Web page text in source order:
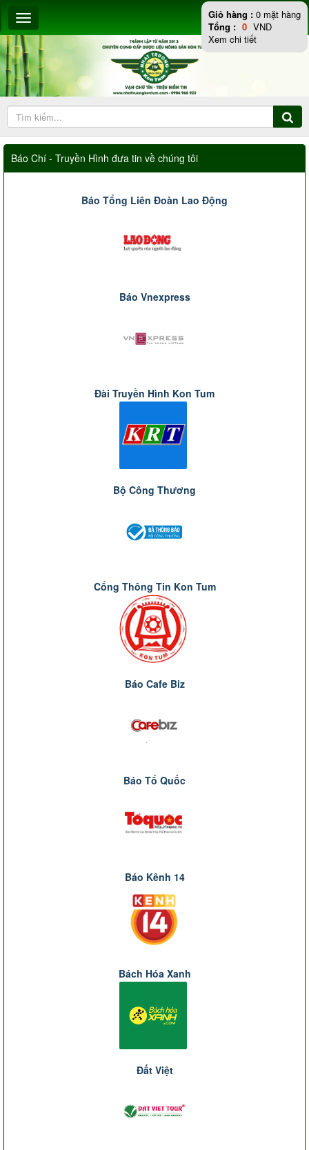
Báo Chí - Truyền Hình đưa tin về chúng tôi
Báo Tổng Liên Đoàn Lao Động
Báo Vnexpress
Đài Truyền Hình Kon Tum
Bộ Công Thương
Cổng Thông Tin Kon Tum
Báo Cafe Biz
Báo Tổ Quốc
Báo Kênh 14
Bách Hóa Xanh
Đất Việt
Giỏ hàng : 0 mặt hàng
Tổng : 0 VND
Xem chi tiết